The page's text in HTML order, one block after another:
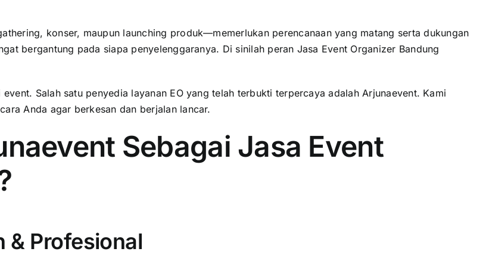
konser, maupun launching produk—memerlukan perencanaan yang matang serta dukungan
bergantung pada siapa penyelenggaranya. Di sinilah peran Jasa Event Organizer Bandung
Salah satu penyedia layanan EO yang telah terbukti terpercaya adalah Arjunaevent. Kami
Anda agar berkesan dan berjalan lancar.
Sebagai Jasa Event
& Profesional